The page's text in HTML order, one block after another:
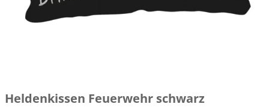
Heldenkissen Feuerwehr schwarz